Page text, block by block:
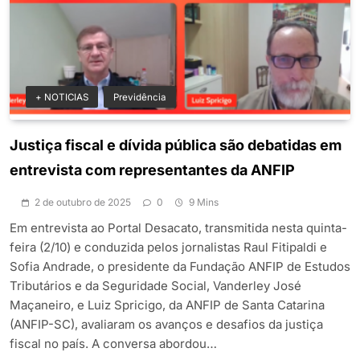
+ NOTICIAS Previdência
Justiça fiscal e dívida pública são debatidas em
entrevista com representantes da ANFIP
2 de outubro de 2025 0 9 Mins
Em entrevista ao Portal Desacato, transmitida nesta quinta-
feira (2/10) e conduzida pelos jornalistas Raul Fitipaldi e
Sofia Andrade, o presidente da Fundação ANFIP de Estudos
Tributários e da Seguridade Social, Vanderley José
Maçaneiro, e Luiz Spricigo, da ANFIP de Santa Catarina
(ANFIP-SC), avaliaram os avanços e desafios da justiça
fiscal no país. A conversa abordou…